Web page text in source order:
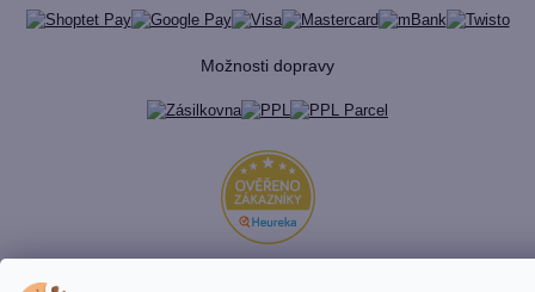
Možnosti dopravy